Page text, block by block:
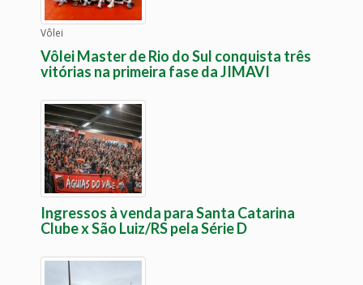
Vôlei
Vôlei Master de Rio do Sul conquista três
vitórias na primeira fase da JIMAVI
Ingressos à venda para Santa Catarina
Clube x São Luiz/RS pela Série D